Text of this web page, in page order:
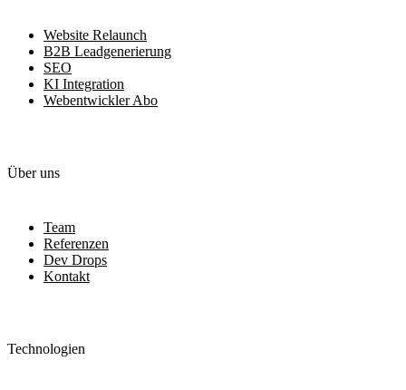
Website Relaunch
B2B Leadgenerierung
SEO
KI Integration
Webentwickler Abo
Über uns
Team
Referenzen
Dev Drops
Kontakt
Technologien